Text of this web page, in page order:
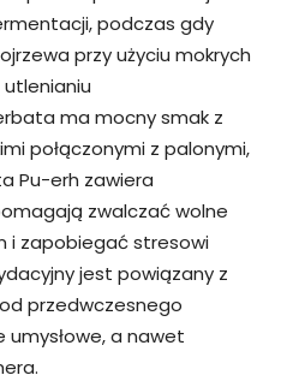
podczas gdy
przy użyciu mokrych
ma mocny smak z
połączonymi z palonymi,
Pu-erh zawiera
zwalczać wolne
i zapobiegać stresowi
jest powiązany z
przedwczesnego
umysłowe, a nawet